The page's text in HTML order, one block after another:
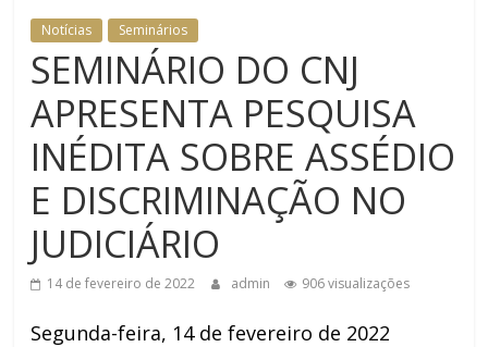
Notícias Seminários
SEMINÁRIO DO CNJ
APRESENTA PESQUISA
INÉDITA SOBRE ASSÉDIO
E DISCRIMINAÇÃO NO
JUDICIÁRIO
14 de fevereiro de 2022 admin 906 visualizações
Segunda-feira, 14 de fevereiro de 2022